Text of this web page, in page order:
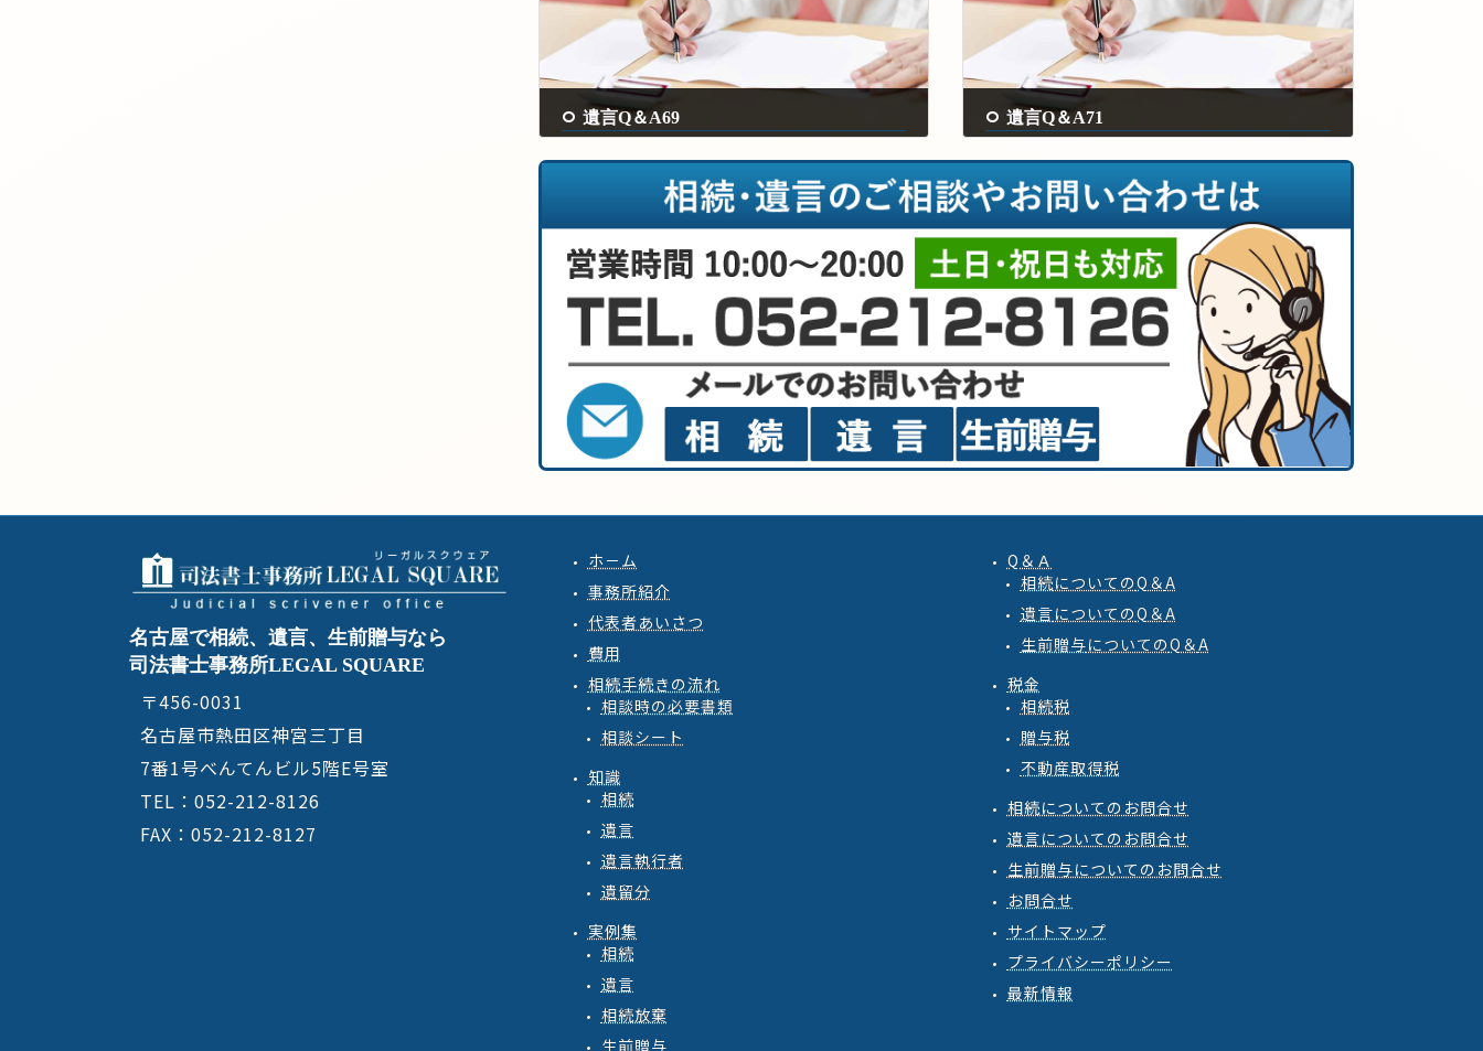
遺言Q＆A69
2024年8月21日
遺言Q＆A71
2024年8月26日
名古屋で相続、遺言、生前贈与なら
司法書士事務所LEGAL SQUARE
〒456-0031
名古屋市熱田区神宮三丁目
7番1号べんてんビル5階E号室
TEL：052-212-8126
FAX：052-212-8127
ホ－ム
事務所紹介
代表者あいさつ
費用
相続手続きの流れ
相談時の必要書類
相談シート
知識
相続
遺言
遺言執行者
遺留分
実例集
相続
遺言
相続放棄
生前贈与
Q＆Ａ
相続についてのQ ＆A
遺言についてのQ ＆A
生前贈与についてのQ ＆A
税金
相続税
贈与税
不動産取得税
相続についてのお問合せ
遺言についてのお問合せ
生前贈与についてのお問合せ
お問合せ
サイトマップ
プライバシーポリシー
最新情報